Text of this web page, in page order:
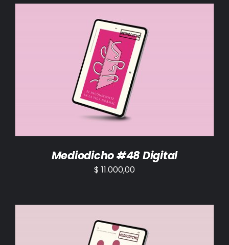
AÑADIR AL CARRITO /
Mediodicho #48 Digital
$ 11.000,00